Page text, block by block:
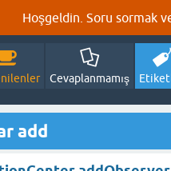
Hoşgeldin. Soru sormak
Cevaplanmamış
add